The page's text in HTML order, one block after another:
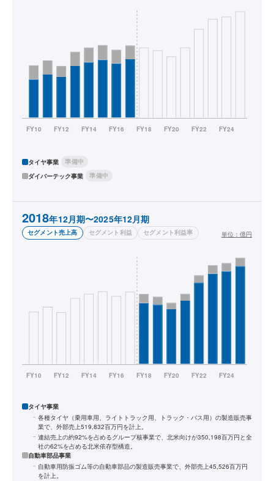
タイヤ事業
準備中
ダイバーテック事業
準備中
2018年12月期〜2025年12月期
セグメント売上高 セグメント利益 セグメント利益率 単位： 億円
タイヤ事業
各種タイヤ（乗用車用、ライトトラック用、トラック・バス用）の製造販売事
業で、外部売上519,832百万円を計上。
連結売上の約92%を占めるグループ核事業で、北米向けが350,198百万円と全
社の62%を占める北米依存型構造。
自動車部品事業
自動車用防振ゴム等の自動車部品の製造販売事業で、外部売上45,526百万円
を計上。